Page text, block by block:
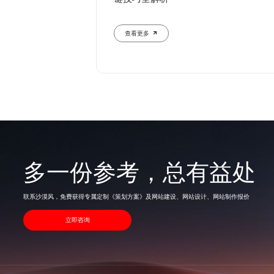
查看更多
多一份参考，总有益处
联系沙漠风，免费获得专属定制《策划方案》及网站建设、网站设计、网站制作报价
立即咨询